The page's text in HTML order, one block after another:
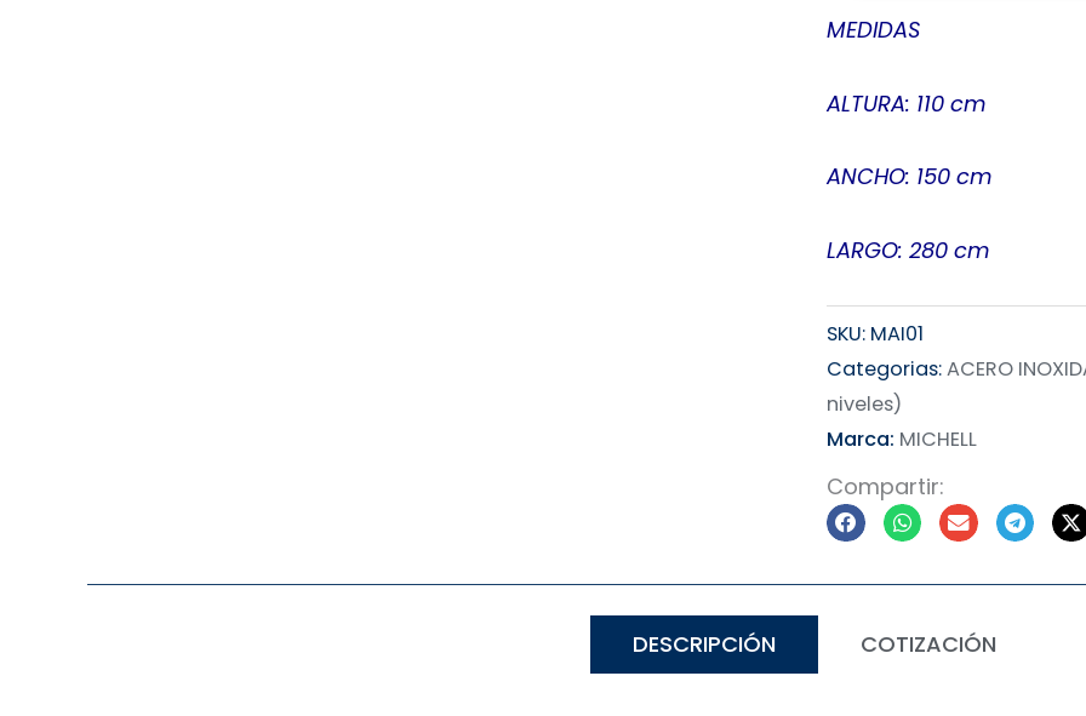
MEDIDAS
ALTURA: 110 cm
ANCHO: 150 cm
LARGO: 280 cm
SKU: MAI01
Categorias:ACERO
niveles)
Marca: MICHELL
Compartir:
DESCRIPCIÓN COTIZACIÓN